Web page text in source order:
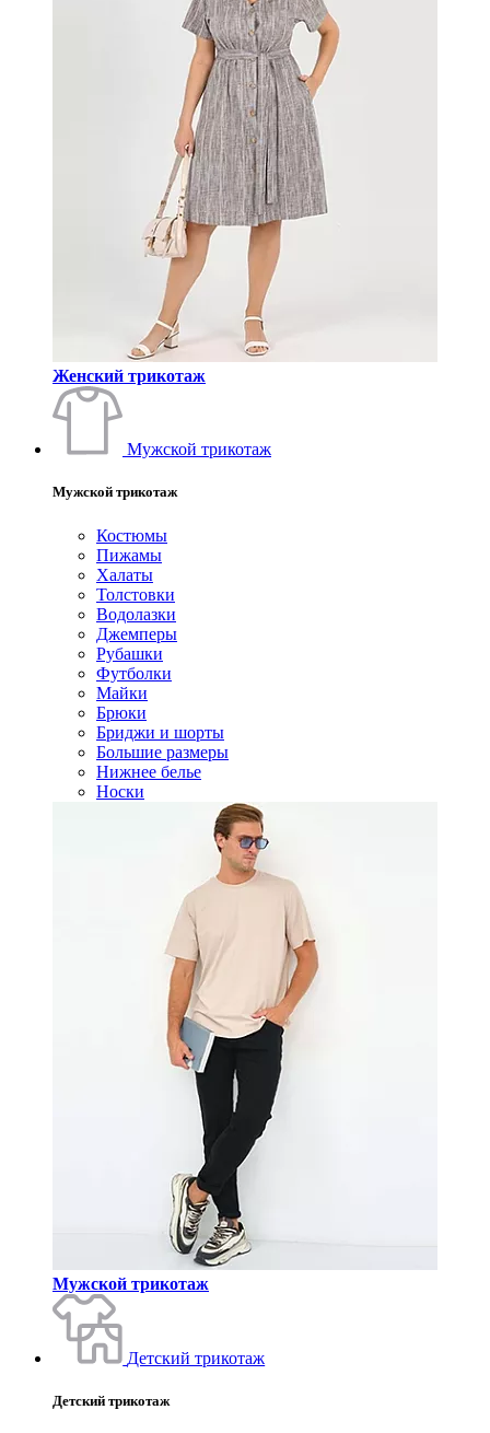
Женский трикотаж
Мужской трикотаж
Мужской трикотаж
Костюмы
Пижамы
Халаты
Толстовки
Водолазки
Джемперы
Рубашки
Футболки
Майки
Брюки
Бриджи и шорты
Большие размеры
Нижнее белье
Носки
Мужской трикотаж
Детский трикотаж
Детский трикотаж